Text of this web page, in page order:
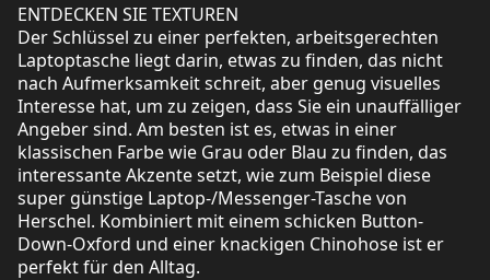
ENTDECKEN SIE TEXTUREN
Der Schlüssel zu einer perfekten, arbeitsgerechten
Laptoptasche liegt darin, etwas zu finden, das nicht
nach Aufmerksamkeit schreit, aber genug visuelles
Interesse hat, um zu zeigen, dass Sie ein unauffälliger
Angeber sind. Am besten ist es, etwas in einer
klassischen Farbe wie Grau oder Blau zu finden, das
interessante Akzente setzt, wie zum Beispiel diese
super günstige Laptop-/Messenger-Tasche von
Herschel. Kombiniert mit einem schicken Button-
Down-Oxford und einer knackigen Chinohose ist er
perfekt für den Alltag.